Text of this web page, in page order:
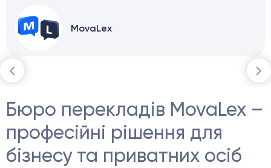
MovaLex
Бюро перекладів MovaLex –
професійні рішення для
бізнесу та приватних осіб